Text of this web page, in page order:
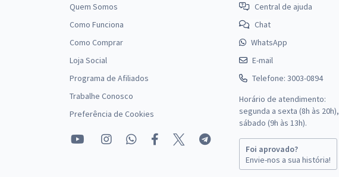
Quem Somos
Como Funciona
Como Comprar
Loja Social
Programa de Afiliados
Trabalhe Conosco
Preferência de Cookies
Central de ajuda
Chat
WhatsApp
E-mail
Telefone: 3003-0894
Horário de atendimento:
segunda a sexta (8h às 20h),
sábado (9h às 13h).
Foi aprovado?
Envie-nos a sua história!